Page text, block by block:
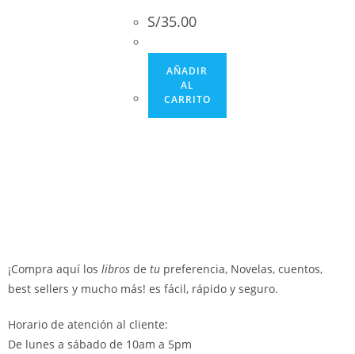
S/35.00
AÑADIR
AL
CARRITO
¡Compra aquí los libros de tu preferencia, Novelas, cuentos,
best sellers y mucho más! es fácil, rápido y seguro.
Horario de atención al cliente:
De lunes a sábado de 10am a 5pm